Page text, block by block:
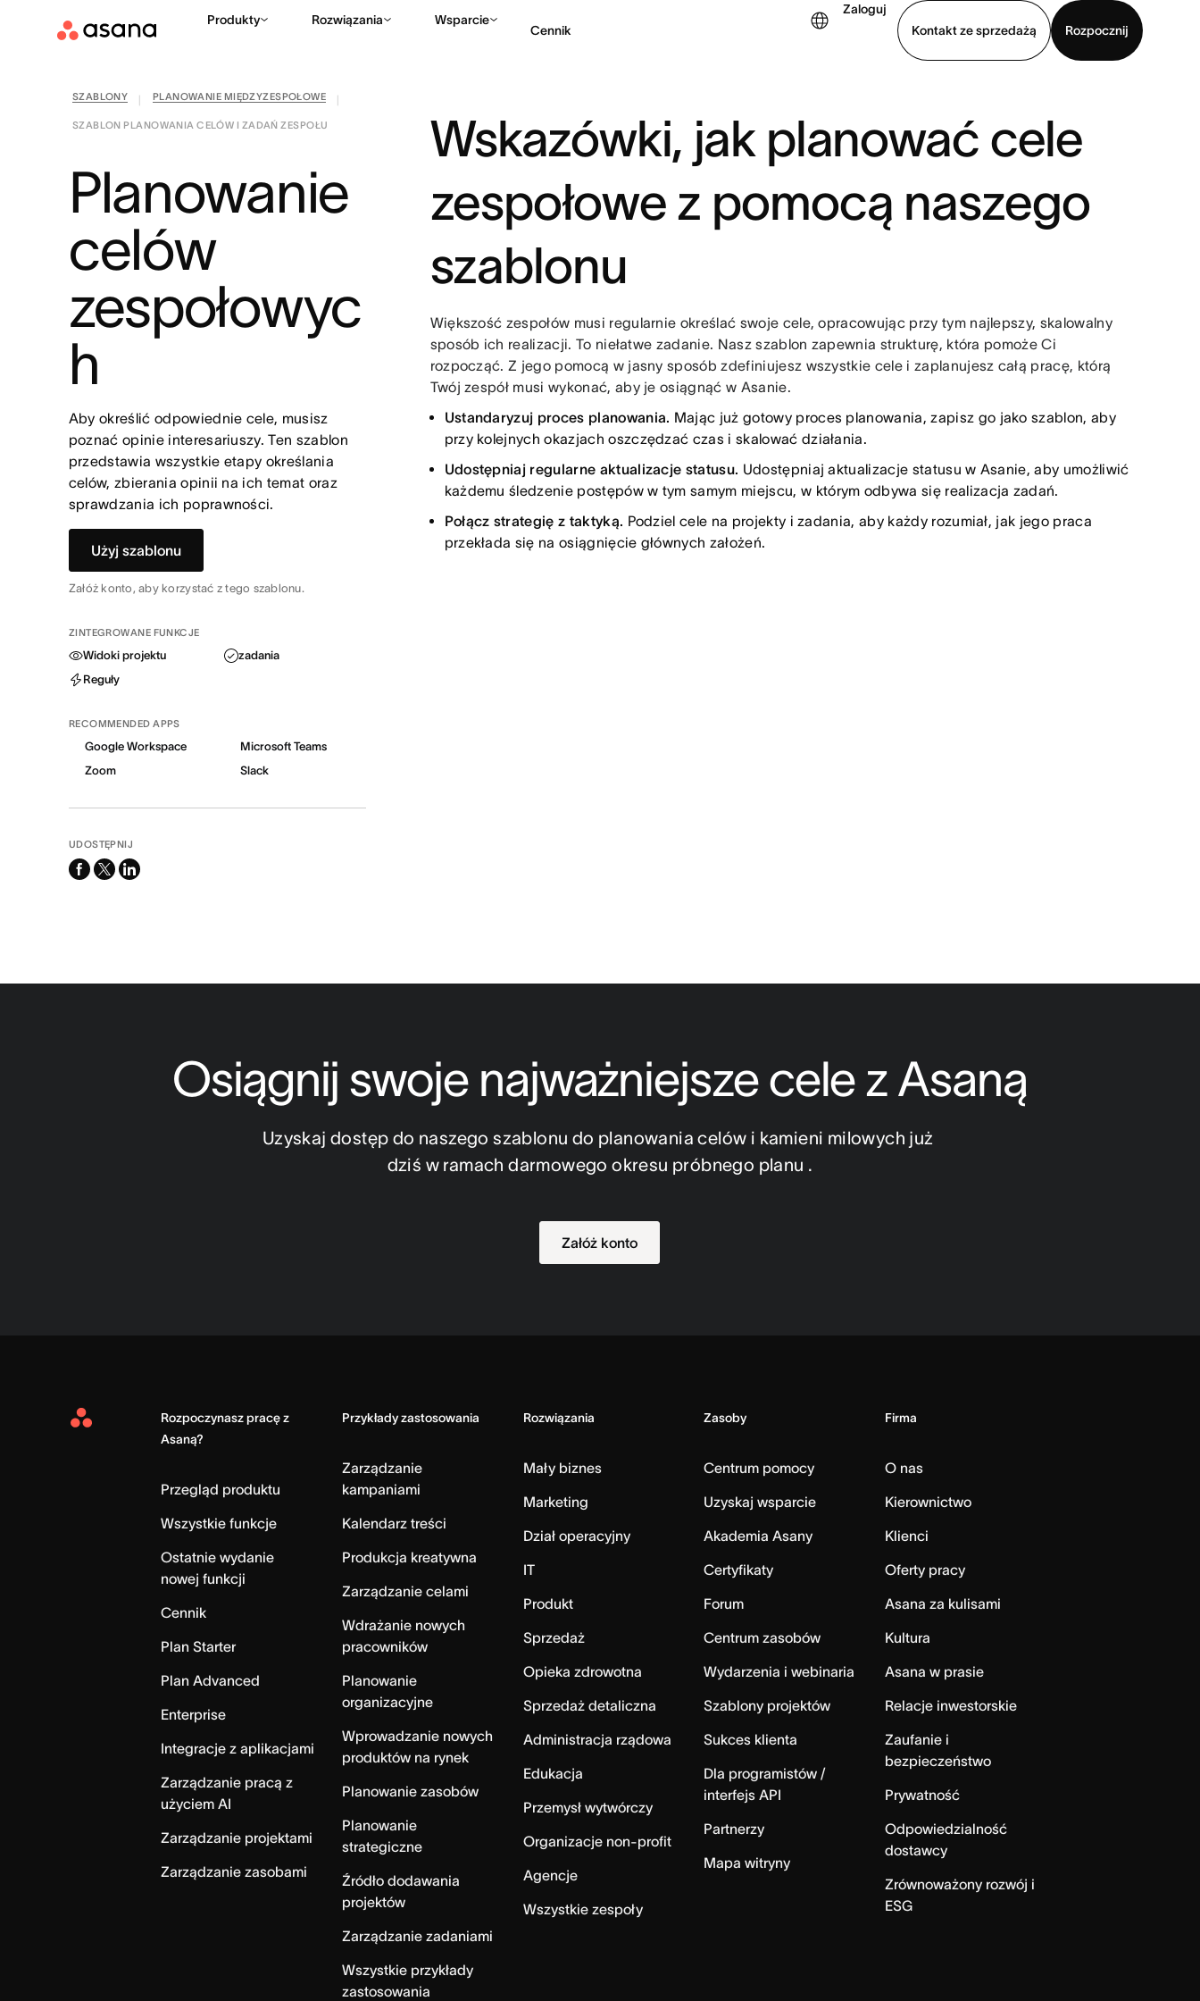
Produkty Rozwiązania Wsparcie
Cennik
Zaloguj
Kontakt ze sprzedażą
Rozpocznij
SZABLONY PLANOWANIE MIĘDZYZESPOŁOWE
SZABLON PLANOWANIA CELÓW I ZADAŃ ZESPOŁU
Planowanie
celów
zespołowyc
h
Aby określić odpowiednie cele, musisz
poznać opinie interesariuszy. Ten szablon
przedstawia wszystkie etapy określania
celów, zbierania opinii na ich temat oraz
sprawdzania ich poprawności.
Użyj szablonu
Załóż konto, aby korzystać z tego szablonu.
ZINTEGROWANE FUNKCJE
Widoki projektu
zadania
Reguły
RECOMMENDED APPS
Google Workspace
Microsoft Teams
Zoom
Slack
UDOSTĘPNIJ
facebook
x-
linkedin
Wskazówki, jak planować cele
zespołowe z pomocą naszego
szablonu
Większość zespołów musi regularnie określać swoje cele, opracowując przy tym najlepszy, skalowalny
sposób ich realizacji. To niełatwe zadanie. Nasz szablon zapewnia strukturę, która pomoże Ci
rozpocząć. Z jego pomocą w jasny sposób zdefiniujesz wszystkie cele i zaplanujesz całą pracę, którą
Twój zespół musi wykonać, aby je osiągnąć w Asanie.
Ustandaryzuj proces planowania. Mając już gotowy proces planowania, zapisz go jako szablon, aby
przy kolejnych okazjach oszczędzać czas i skalować działania.
Udostępniaj regularne aktualizacje statusu. Udostępniaj aktualizacje statusu w Asanie, aby umożliwić
każdemu śledzenie postępów w tym samym miejscu, w którym odbywa się realizacja zadań.
Połącz strategię z taktyką. Podziel cele na projekty i zadania, aby każdy rozumiał, jak jego praca
przekłada się na osiągnięcie głównych założeń.
Osiągnij swoje najważniejsze cele z Asaną
Uzyskaj dostęp do naszego szablonu do planowania celów i kamieni milowych już
dziś w ramach darmowego okresu próbnego planu .
Załóż konto
Asana
Rozpoczynasz pracę z
Asaną?
Przegląd produktu
Wszystkie funkcje
Ostatnie wydanie
nowej funkcji
Cennik
Plan Starter
Plan Advanced
Enterprise
Integracje z aplikacjami
Zarządzanie pracą z
użyciem AI
Zarządzanie projektami
Zarządzanie zasobami
Przykłady zastosowania
Zarządzanie
kampaniami
Kalendarz treści
Produkcja kreatywna
Zarządzanie celami
Wdrażanie nowych
pracowników
Planowanie
organizacyjne
Wprowadzanie nowych
produktów na rynek
Planowanie zasobów
Planowanie
strategiczne
Źródło dodawania
projektów
Zarządzanie zadaniami
Wszystkie przykłady
zastosowania
Rozwiązania
Mały biznes
Marketing
Dział operacyjny
IT
Produkt
Sprzedaż
Opieka zdrowotna
Sprzedaż detaliczna
Administracja rządowa
Edukacja
Przemysł wytwórczy
Organizacje non-profit
Agencje
Wszystkie zespoły
Zasoby
Centrum pomocy
Uzyskaj wsparcie
Akademia Asany
Certyfikaty
Forum
Centrum zasobów
Wydarzenia i webinaria
Szablony projektów
Sukces klienta
Dla programistów /
interfejs API
Partnerzy
Mapa witryny
Firma
O nas
Kierownictwo
Klienci
Oferty pracy
Asana za kulisami
Kultura
Asana w prasie
Relacje inwestorskie
Zaufanie i
bezpieczeństwo
Prywatność
Odpowiedzialność
dostawcy
Zrównoważony rozwój i
ESG